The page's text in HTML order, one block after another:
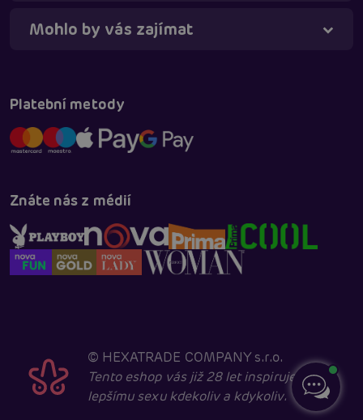
Mohlo by vás zajímat
Platební metody
Znáte nás z médií
© HEXATRADE COMPANY s.r.o.
Tento eshop vás již 28 let inspiruje k
lepšímu sexu kdekoliv a kdykoliv.